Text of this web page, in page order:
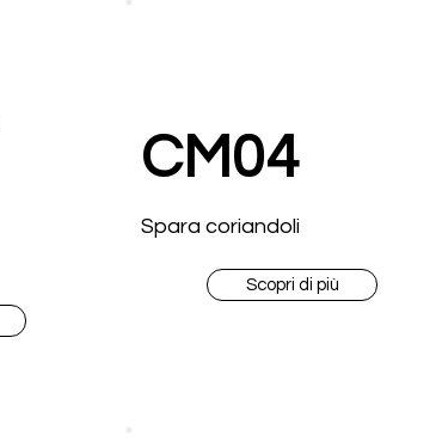
CM04
Spara coriandoli
Scopri di più